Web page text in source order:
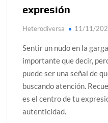
Salud mental digital: cómo
generan las redes sociales
¿Cómo descubrir esa
sagrada?
expresión
Heterodiversa 11/11/
Sentir un nudo en la
importante que decir,
puede ser una señal de
buscando atención.
es el centro de tu
autenticidad.